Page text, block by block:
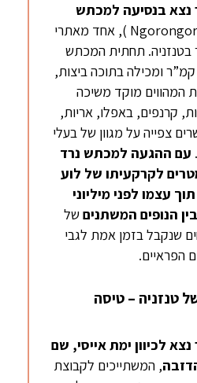
נצא בנסיעה למכתש
(Ngorongoro Crater ), אחד מאתרי
בטנזניה. תחתית המכתש
מתפרשת על פני 260 קמ”ר ומכילה בתוכה ביצות,
המהווים מוקד משיכה
קרנפים, באפלו, אריות,
צפייה על מגוון של בעלי
עם ההגעה למכתש נרד
הג’יפים כ-600 מטרים לקרקעיתו של לוע
עצמו לפני מיליוני
הנופים המשתניםשל
שנקבל בזמן אמת לגבי
הפראיים.
של טנזניה – טיסה
לכיוון ימת אייסי, שם
, המשתייכים לקבוצת